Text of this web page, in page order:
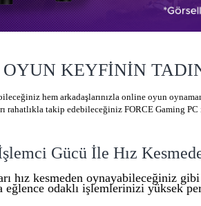
OYUN KEYFİNİN
hem arkadaşlarınızla online oyun
rahatlıkla takip edebileceğiniz FORCE Gaming
Gücü İle Hız
hız kesmeden oynayabileceğiniz
eğlence odaklı işlemlerinizi yüksek